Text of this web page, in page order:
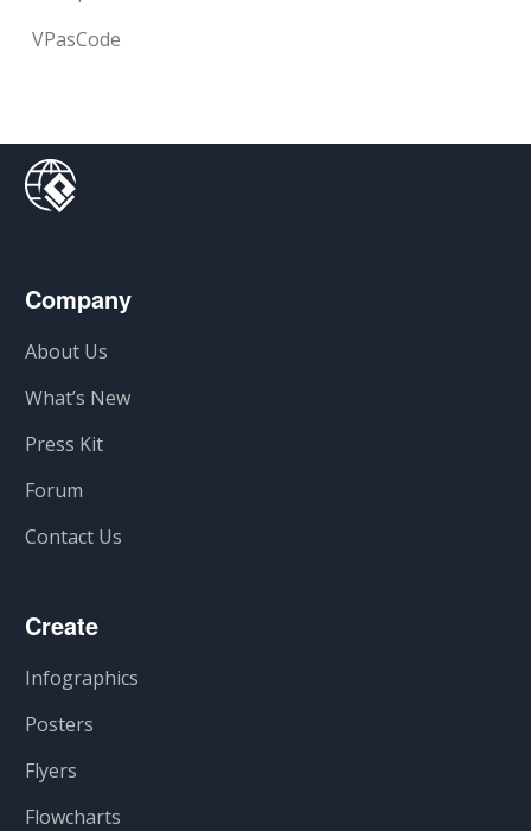
VPasCode
Company
About Us
What’s New
Press Kit
Forum
Contact Us
Create
Infographics
Posters
Flyers
Flowcharts